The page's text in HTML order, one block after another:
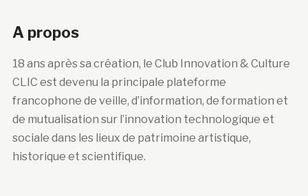
A propos
18 ans après sa création, le Club Innovation & Culture
CLIC est devenu la principale plateforme
francophone de veille, d’information, de formation et
de mutualisation sur l’innovation technologique et
sociale dans les lieux de patrimoine artistique,
historique et scientifique.